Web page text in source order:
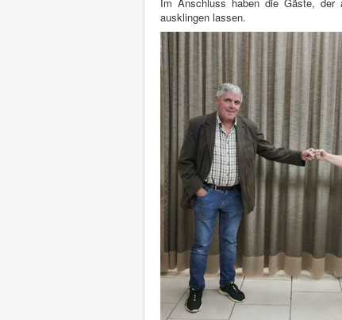
ausklingen lassen.